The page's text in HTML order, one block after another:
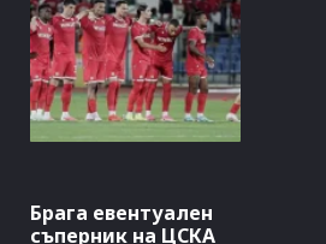
Брага евентуален
съперник на ЦСКА